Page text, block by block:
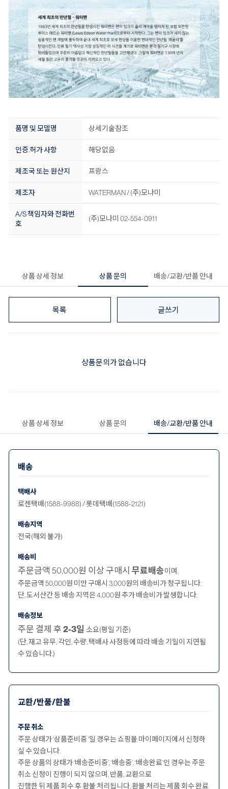
품명 및 모델명 상세기술참조
인증.허가 사항 해당없음
제조국 또는 원산지 프랑스
제조자 WATERMAN / (주)모나미
A/S 책임자와 전화번
호
(주)모나미 02-554-0911
상품 상세 정보 상품 문의 배송/교환/반품 안내
목록 글쓰기
상품문의가 없습니다
상품 상세 정보 상품 문의 배송/교환/반품 안내
배송
택배사
로젠택배(1588-9988) / 롯데택배(1588-2121)
배송지역
전국(해외 불가)
배송비
주문금액 50,000원 이상 구매시 무료배송이며,
주문금액 50,000원 미만 구매시 3,000원의 배송비가 청구됩니다.
단, 도서산간 등 배송 지역은 4,000원 추가 배송비가 발생합니다.
배송정보
주문 결제 후2-3일 소요(평일 기준)
(단, 재고 유무, 각인, 수량, 택배사 사정등에 따라 배송 기일이 지연될
수 있습니다.)
교환/반품/환불
주문 취소
주문 상태가 '상품준비중 '일 경우는 쇼핑몰 마이페이지에서 신청하
실 수 있습니다.
주문 상품의 상태가 ‘배송준비중’, ‘배송중’, ‘배송완료’인 경우는 주문
취소 신청이 진행이 되지 않으며, 반품, 교환으로
진행한 뒤 제품 회수 후 환불 처리됩니다. 환불 처리는 제품 회수 완료